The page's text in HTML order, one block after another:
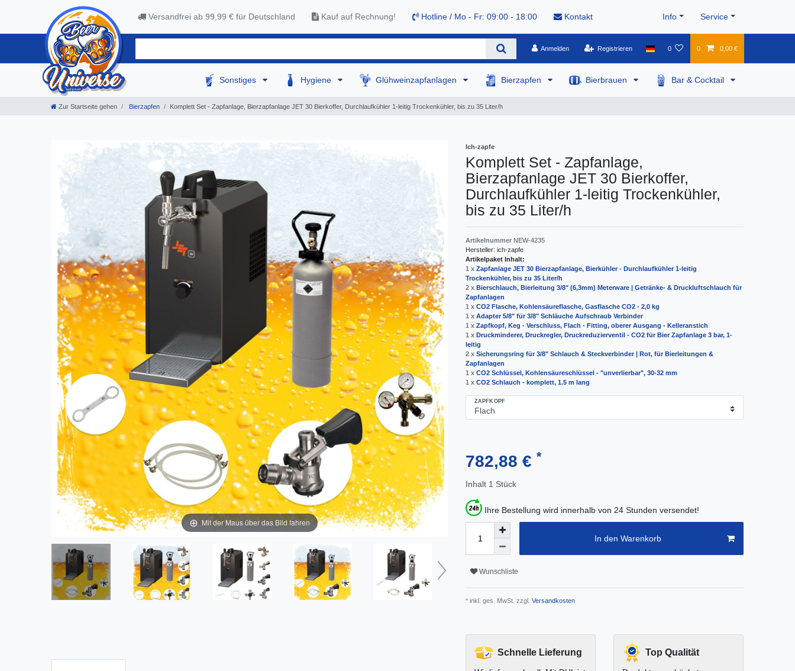
Versandfrei ab 99,99 € für Deutschland Kauf auf Rechnung! Hotline / Mo - Fr: 09:00 - 18:00 Kontakt Info Service
Anmelden Registrieren 0 0 0,00 €
Sonstiges Hygiene Glühweinzapfanlagen Bierzapfen Bierbrauen Bar & Cocktail
Zur Startseite gehen Bierzapfen Komplett Set - Zapfanlage, Bierzapfanlage JET 30 Bierkoffer, Durchlaufkühler 1-leitig Trockenkühler, bis zu 35 Liter/h
Mit der Maus über das Bild fahren
Ich-zapfe
Komplett Set - Zapfanlage,
Bierzapfanlage JET 30 Bierkoffer,
Durchlaufkühler 1-leitig Trockenkühler,
bis zu 35 Liter/h
Artikelnummer NEW-4235
Hersteller: ich-zapfe
Artikelpaket Inhalt:
1 x Zapfanlage JET 30 Bierzapfanlage, Bierkühler - Durchlaufkühler 1-leitig
Trockenkühler, bis zu 35 Liter/h
2 x Bierschlauch, Bierleitung 3/8" (6,3mm) Meterware | Getränke- & Druckluftschlauch für
Zapfanlagen
1 x CO2 Flasche, Kohlensäureflasche, Gasflasche CO2 - 2,0 kg
1 x Adapter 5/8" für 3/8" Schläuche Aufschraub Verbinder
1 x Zapfkopf, Keg - Verschluss, Flach - Fitting, oberer Ausgang - Kelleranstich
1 x Druckminderer, Druckregler, Druckreduzierventil - CO2 für Bier Zapfanlage 3 bar, 1-
leitig
2 x Sicherungsring für 3/8" Schlauch & Steckverbinder | Rot, für Bierleitungen &
Zapfanlagen
1 x CO2 Schlüssel, Kohlensäureschlüssel - "unverlierbar", 30-32 mm
1 x CO2 Schlauch - komplett, 1.5 m lang
ZAPFKOPF
782,88 € *
Inhalt 1 Stück
Ihre Bestellung wird innerhalb von 24 Stunden versendet!
In den Warenkorb
Wunschliste
* inkl. ges. MwSt. zzgl. Versandkosten
Schnelle Lieferung Top Qualität